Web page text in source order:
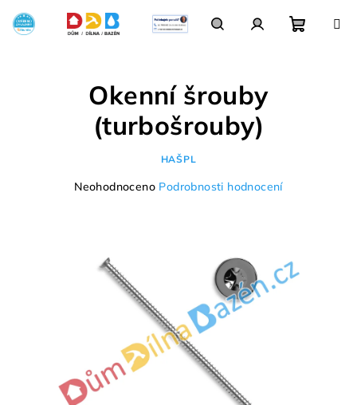
obsah
Okenní šrouby
(turbošrouby)
HAŠPL
Průměrné
hvězdiček.
Neohodnoceno Podrobnosti hodnocení